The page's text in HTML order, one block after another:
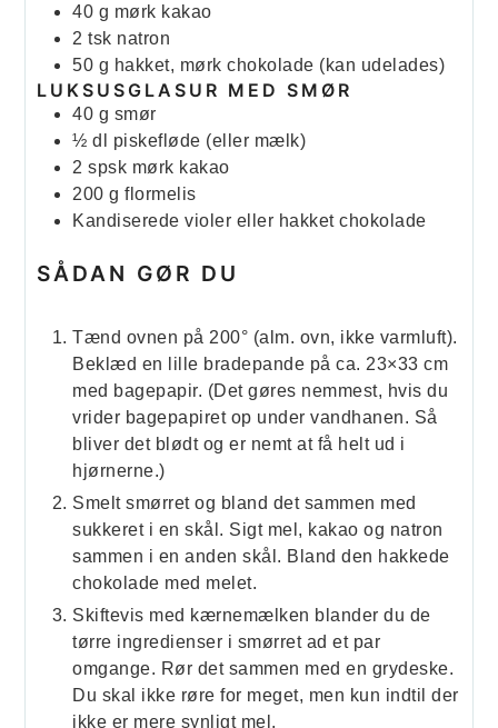
40 g mørk kakao
2 tsk natron
50 g hakket, mørk chokolade (kan udelades)
LUKSUSGLASUR MED SMØR
40 g smør
½ dl
piskefløde (eller mælk)
2 spsk mørk kakao
200 g flormelis
Kandiserede violer eller hakket chokolade
SÅDAN GØR DU
Tænd ovnen på 200° (alm. ovn, ikke varmluft).
Beklæd en lille bradepande på ca. 23×33 cm
med bagepapir. (Det gøres nemmest, hvis du
vrider bagepapiret op under vandhanen. Så
bliver det blødt og er nemt at få helt ud i
hjørnerne.)
Smelt smørret og bland det sammen med
sukkeret i en skål. Sigt mel, kakao og natron
sammen i en anden skål. Bland den hakkede
chokolade med melet.
Skiftevis med kærnemælken blander du de
tørre ingredienser i smørret ad et par
omgange. Rør det sammen med en grydeske.
Du skal ikke røre for meget, men kun indtil der
ikke er mere synligt mel.